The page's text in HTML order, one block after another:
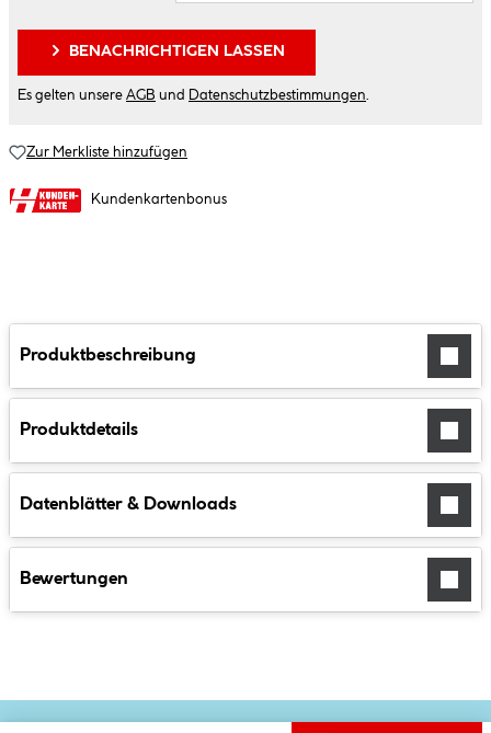
BENACHRICHTIGEN LASSEN
Es gelten unsere AGB und Datenschutzbestimmungen
Zur Merkliste hinzufügen
Kundenkartenbonus
Produktbeschreibung
Produktdetails
Datenblätter & Downloads
Bewertungen